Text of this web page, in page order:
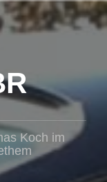
Koch im